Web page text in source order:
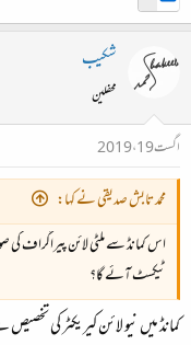
شکیب
محفلین
اگست 19، 2019
محمد تابش صدیقی نے کہا:
اس کمانڈ سے ملٹی لائن پیراگراف
ٹیکسٹ آئے گا؟
کمانڈ میں نیو لائن کیریکٹر کی